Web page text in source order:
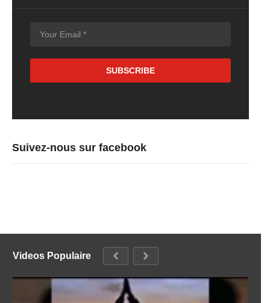
Suivez-nous sur facebook
Videos Populaire